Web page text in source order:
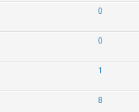
0
0
1
8